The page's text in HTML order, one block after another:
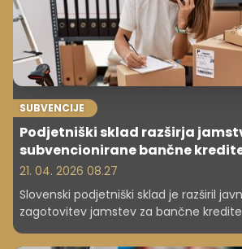
SUBVENCIJE
Podjetniški sklad razširja
subvencionirane bančne
21. 04. 2026 08.27
Slovenski podjetniški sklad je razširil
zagotovitev jamstev za bančne
milijonov evrov garancij, je zdaj razpis